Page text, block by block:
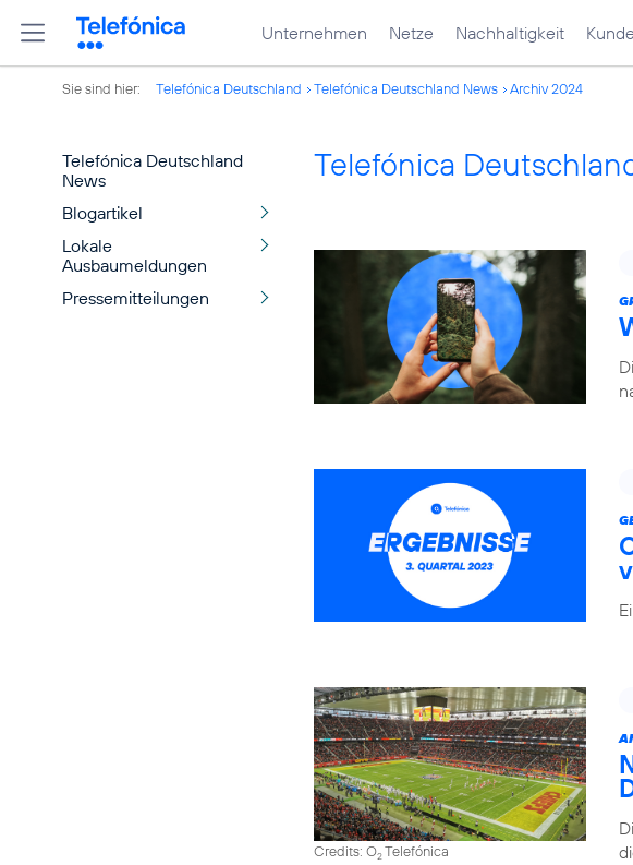
Unternehmen Netze Nachhaltigkeit
Sie sind hier: Telefónica Deutschland Telefónica Deutschland News Archiv 2024
Telefónica Deutschland
News
Blogartikel
Lokale
Ausbaumeldungen
Pressemitteilungen
Telefónica
Credits: O2Telefónica